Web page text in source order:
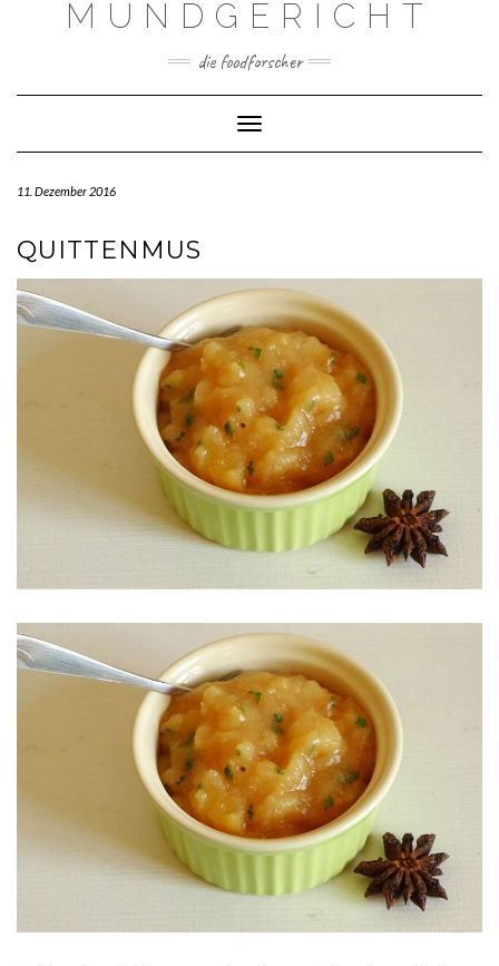
MUNDGERICHT
die foodforscher
Toggle Navigation
11. Dezember 2016
QUITTENMUS